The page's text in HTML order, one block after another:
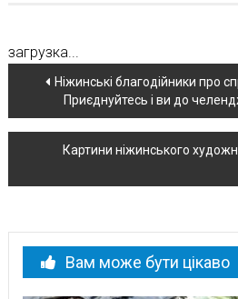
загрузка...
Навігація
по
новині
Ніжинські благодійники про
Приєднуйтесь і ви до
Картини ніжинського
Вам може бути цікаво